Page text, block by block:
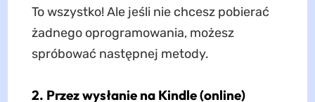
To wszystko! Ale jeśli nie chcesz pobierać
żadnego oprogramowania, możesz
spróbować następnej metody.
2. Przez wysłanie na Kindle (online)